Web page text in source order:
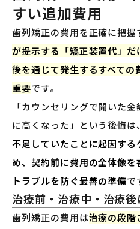
すい追加費用
歯列矯正の費用を正確に把握
が提示する「矯正装置代」だ
後を通じて発生するすべて
重要です。
「カウンセリングで聞いた
に高くなった」という後悔は
不足していたことに起因す
め、契約前に費用の全体像
トラブルを防ぐ最善の準備で
治療前・治療中・治療
歯列矯正の費用は治療の段階